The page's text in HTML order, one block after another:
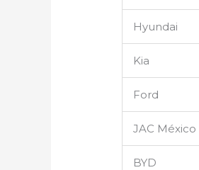
Hyundai
Kia
Ford
JAC México
BYD